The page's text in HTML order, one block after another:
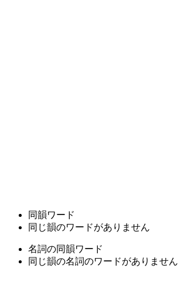
同韻ワード
同じ韻のワードがありません
名詞の同韻ワード
同じ韻の名詞のワードがありません